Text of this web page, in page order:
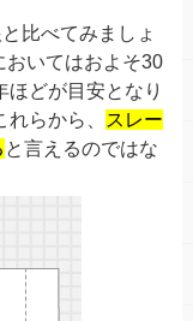
比べてみましょ
おいてはおよそ30
どが目安となり
らから、
スレー
と言えるのではな